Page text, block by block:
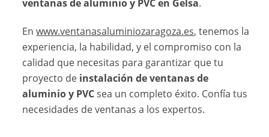
ventanas de aluminio y PVC en Gelsa.
Enwww.ventanasaluminiozaragoza.es, tenemos la
experiencia, la habilidad, y el compromiso con la
calidad que necesitas para garantizar que tu
proyecto de instalación de ventanas de
aluminio y PVCsea un completo éxito. Confía tus
necesidades de ventanas a los expertos.